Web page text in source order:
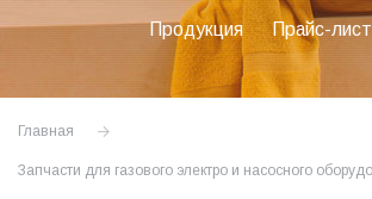
Продукция Прайс-
Главная
Запчасти для газового электро и насосного